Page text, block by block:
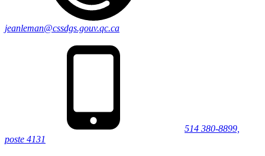
jeanleman@cssdgs.gouv.qc.ca
514 380-8899,
poste 4131